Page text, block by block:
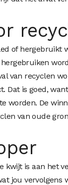
of hergebruikt
van recyclen
is goed,
worden. De
van oude
kwijt is aan het
jou vervolgens